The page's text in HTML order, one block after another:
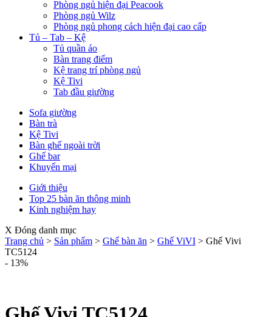
Phòng ngủ hiện đại Peacook
Phòng ngủ Wilz
Phòng ngủ phong cách hiện đại cao cấp
Tủ – Tab – Kệ
Tủ quần áo
Bàn trang điểm
Kệ trang trí phòng ngủ
Kệ Tivi
Tab đầu giường
Sofa giường
Bàn trà
Kệ Tivi
Bàn ghế ngoài trời
Ghế bar
Khuyến mại
Giới thiệu
Top 25 bàn ăn thông minh
Kinh nghiệm hay
X Đóng danh mục
Trang chủ > Sản phẩm > Ghế bàn ăn > Ghế ViVI > Ghế Vivi
TC5124
- 13%